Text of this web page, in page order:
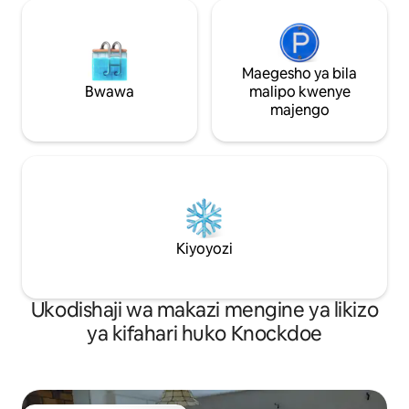
Bwawa
Maegesho ya bila
malipo kwenye
majengo
Kiyoyozi
Ukodishaji wa makazi mengine ya likizo
ya kifahari huko Knockdoe